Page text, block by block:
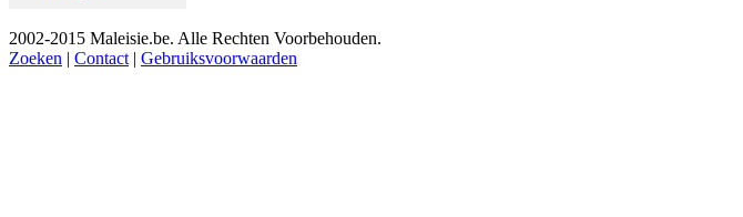
2002-2015 Maleisie.be. Alle Rechten Voorbehouden.
Zoeken | Contact | Gebruiksvoorwaarden